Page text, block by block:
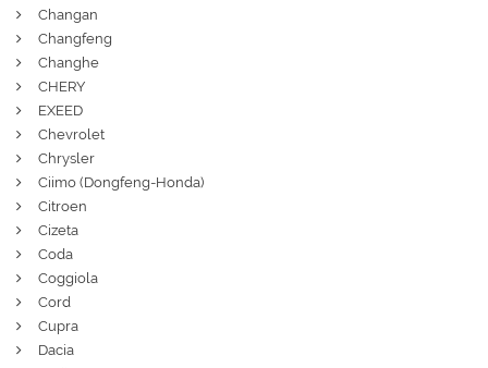
Changan
Changfeng
Changhe
CHERY
EXEED
Chevrolet
Chrysler
Ciimo (Dongfeng-Honda)
Citroen
Cizeta
Coda
Coggiola
Cord
Cupra
Dacia